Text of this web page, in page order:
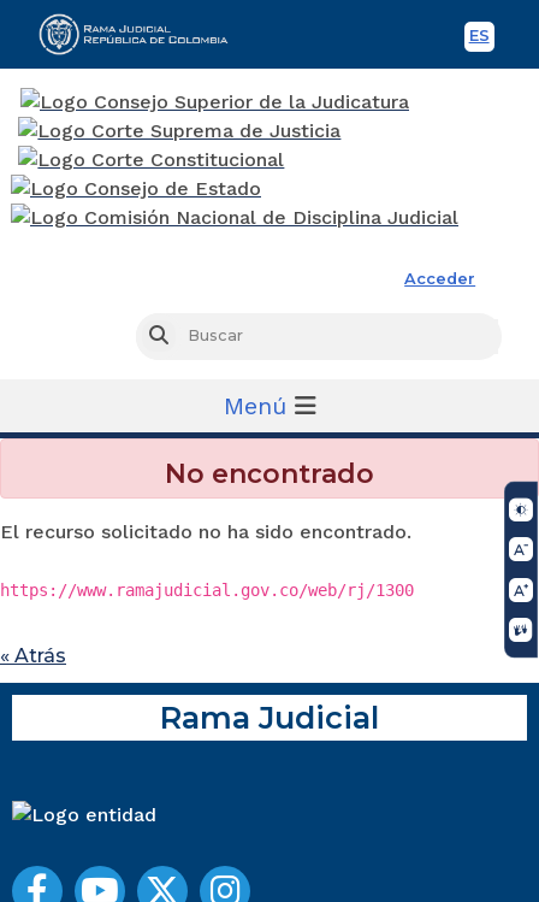
ES
Acceder
Buscar
Menú
No encontrado
El recurso solicitado no ha sido encontrado.
https://www.ramajudicial.gov.co/web/rj/1300
« Atrás
Rama Judicial